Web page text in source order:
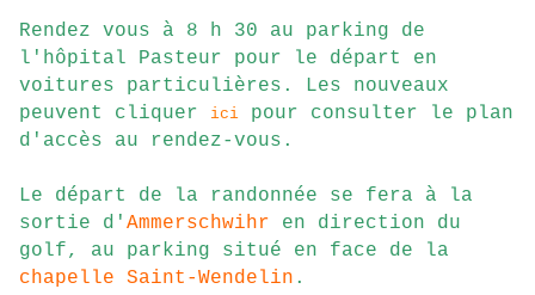
Rendez vous à 8 h 30 au parking de
l'hôpital Pasteur pour le départ en
voitures particulières. Les nouveaux
peuvent cliquer
ici pour consulter le plan
d'accès au rendez-vous.
Le départ de la randonnée se fera à la
sortie d' Ammerschwihr en direction du
golf, au parking situé en face de la
chapelle Saint-Wendelin .